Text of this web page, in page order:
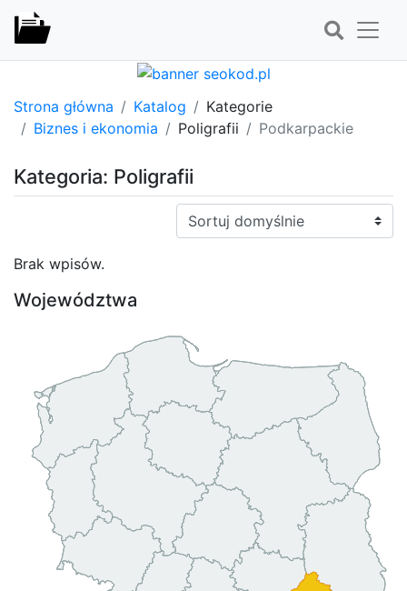
Strona główna Katalog
Kategorie
Biznes i ekonomia
Poligrafii Podkarpackie
Kategoria: Poligrafii
Sortuj:
Brak wpisów.
Województwa